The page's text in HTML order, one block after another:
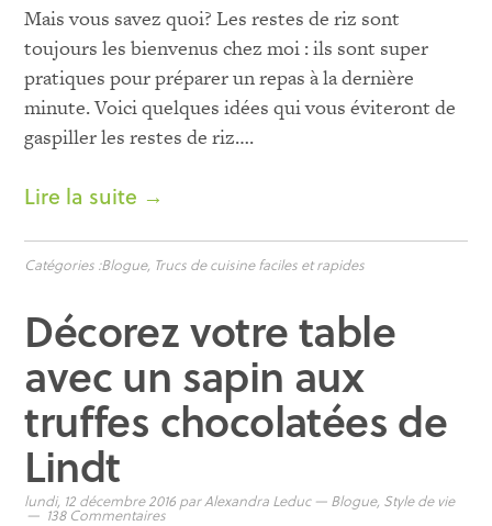
Mais vous savez quoi? Les restes de riz sont
toujours les bienvenus chez moi : ils sont super
pratiques pour préparer un repas à la dernière
minute. Voici quelques idées qui vous éviteront de
gaspiller les restes de riz….
Lire la suite →
Catégories :Blogue, Trucs de cuisine faciles et rapides
Décorez votre table
avec un sapin aux
truffes chocolatées de
Lindt
lundi, 12 décembre 2016 parAlexandra Leduc — Blogue, Style de vie
138 Commentaires